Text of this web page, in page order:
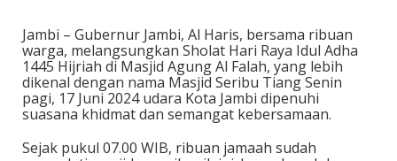
Jambi – Gubernur Jambi, Al Haris, bersama ribuan
warga, melangsungkan Sholat Hari Raya Idul Adha
1445 Hijriah di Masjid Agung Al Falah, yang lebih
dikenal dengan nama Masjid Seribu Tiang Senin
pagi, 17 Juni 2024 udara Kota Jambi dipenuhi
suasana khidmat dan semangat kebersamaan.
Sejak pukul 07.00 WIB, ribuan jamaah sudah